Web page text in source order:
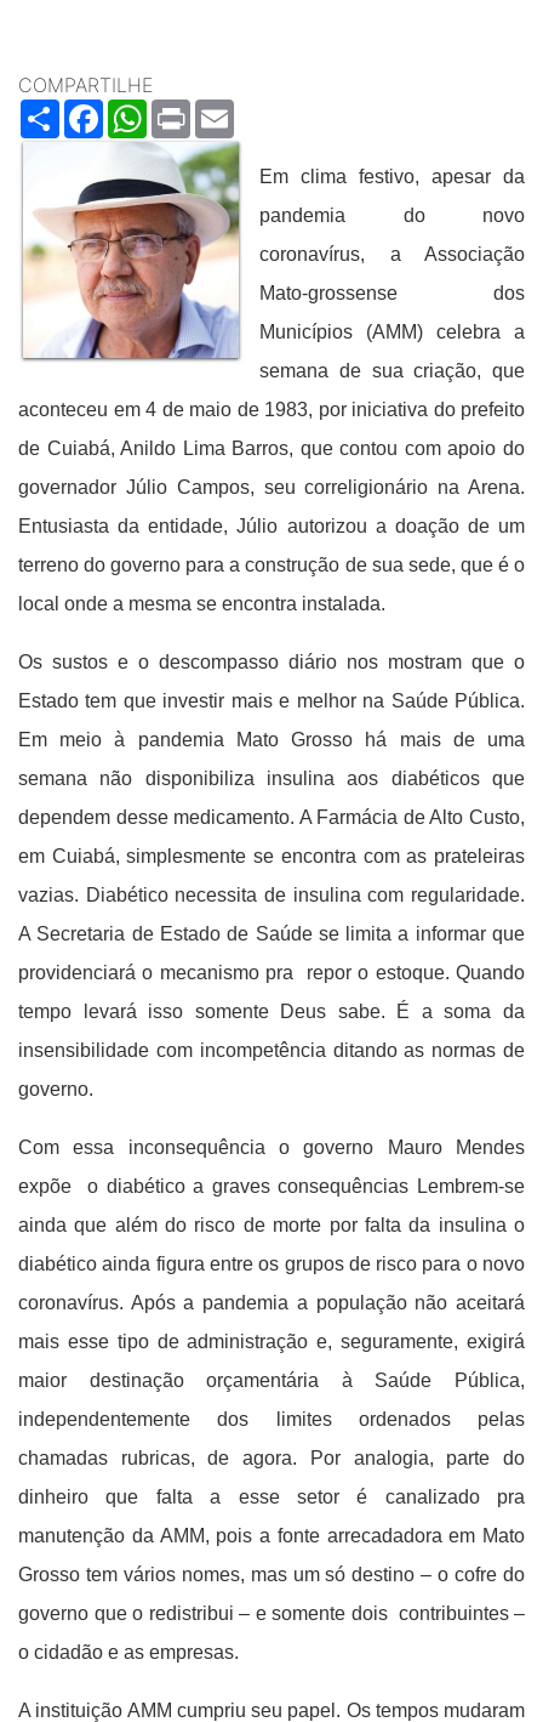
COMPARTILHE
ShareFacebookWhatsApp
Print
Em clima festivo, apesar da
pandemia do novo
coronavírus, a Associação
Mato-grossense dos
Municípios (AMM) celebra a
semana de sua criação, que
aconteceu em 4 de maio de 1983, por iniciativa do prefeito
de Cuiabá, Anildo Lima Barros, que contou com apoio do
governador Júlio Campos, seu correligionário na Arena.
Entusiasta da entidade, Júlio autorizou a doação de um
terreno do governo para a construção de sua sede, que é o
local onde a mesma se encontra instalada.
Os sustos e o descompasso diário nos mostram que o
Estado tem que investir mais e melhor na Saúde Pública.
Em meio à pandemia Mato Grosso há mais de uma
semana não disponibiliza insulina aos diabéticos que
dependem desse medicamento. A Farmácia de Alto Custo,
em Cuiabá, simplesmente se encontra com as prateleiras
vazias. Diabético necessita de insulina com regularidade.
A Secretaria de Estado de Saúde se limita a informar que
providenciará o mecanismo pra repor o estoque. Quando
tempo levará isso somente Deus sabe. É a soma da
insensibilidade com incompetência ditando as normas de
governo.
Com essa inconsequência o governo Mauro Mendes
expõe o diabético a graves consequências Lembrem-se
ainda que além do risco de morte por falta da insulina o
diabético ainda figura entre os grupos de risco para o novo
coronavírus. Após a pandemia a população não aceitará
mais esse tipo de administração e, seguramente, exigirá
maior destinação orçamentária à Saúde Pública,
independentemente dos limites ordenados pelas
chamadas rubricas, de agora. Por analogia, parte do
dinheiro que falta a esse setor é canalizado pra
manutenção da AMM, pois a fonte arrecadadora em Mato
Grosso tem vários nomes, mas um só destino – o cofre do
governo que o redistribui – e somente dois contribuintes –
o cidadão e as empresas.
A instituição AMM cumpriu seu papel. Os tempos mudaram